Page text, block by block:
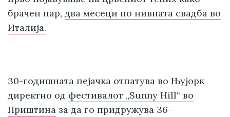
брачен пар, два месеци по нивната свадба во
Италија.
30-годишната пејачка отпатува во Њујорк
директно од фестивалот „Sunny Hill“ во
Приштина за да го придружува 36-